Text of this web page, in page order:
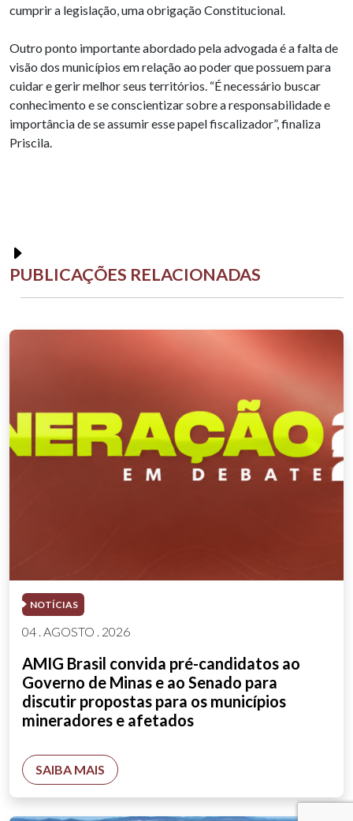
cumprir a legislação, uma obrigação Constitucional.
Outro ponto importante abordado pela advogada é a falta de
visão dos municípios em relação ao poder que possuem para
cuidar e gerir melhor seus territórios. “É necessário buscar
conhecimento e se conscientizar sobre a responsabilidade e
importância de se assumir esse papel fiscalizador”, finaliza
Priscila.
PUBLICAÇÕES RELACIONADAS
NOTÍCIAS
04 . AGOSTO . 2026
AMIG Brasil convida pré-candidatos ao
Governo de Minas e ao Senado para
discutir propostas para os municípios
mineradores e afetados
SAIBA MAIS